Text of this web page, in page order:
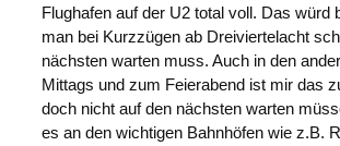
Flughafen auf der U2 total voll. Das würd
man bei Kurzzügen ab Dreiviertelacht
nächsten warten muss. Auch in den
Mittags und zum Feierabend ist mir das
doch nicht auf den nächsten warten
es an den wichtigen Bahnhöfen wie z.B.